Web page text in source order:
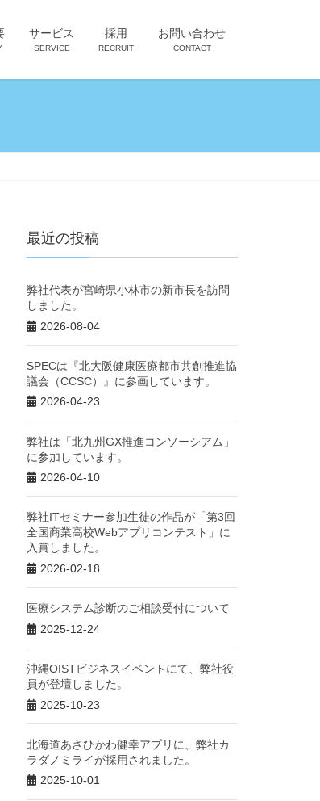
サービス
SERVICE
採用
RECRUIT
お問い合わせ
CONTACT
最近の投稿
弊社代表が宮崎県小林市の新市長を訪問
しました。
2026-08-04
SPECは『北大阪健康医療都市共創推進協
議会（CCSC）』に参画しています。
2026-04-23
弊社は「北九州GX推進コンソーシアム」
に参加しています。
2026-04-10
弊社ITセミナー参加生徒の作品が「第3回
全国商業高校Webアプリコンテスト」に
入賞しました。
2026-02-18
医療システム診断のご相談受付について
2025-12-24
沖縄OISTビジネスイベントにて、弊社役
員が登壇しました。
2025-10-23
北海道あさひかわ健幸アプリに、弊社カ
ラダノミライが採用されました。
2025-10-01